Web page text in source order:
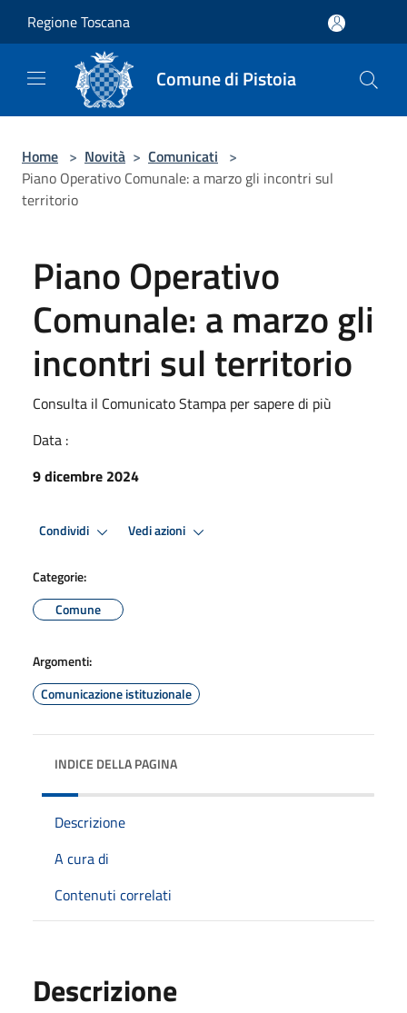
Regione Toscana
Comune di Pistoia
Home > Novità > Comunicati >
Piano Operativo Comunale: a marzo gli incontri sul
territorio
Piano Operativo
Comunale: a marzo gli
incontri sul territorio
Consulta il Comunicato Stampa per sapere di più
Data :
9 dicembre 2024
Condividi Vedi azioni
Categorie:
Comune
Argomenti:
Comunicazione istituzionale
INDICE DELLA PAGINA
Descrizione
A cura di
Contenuti correlati
Descrizione